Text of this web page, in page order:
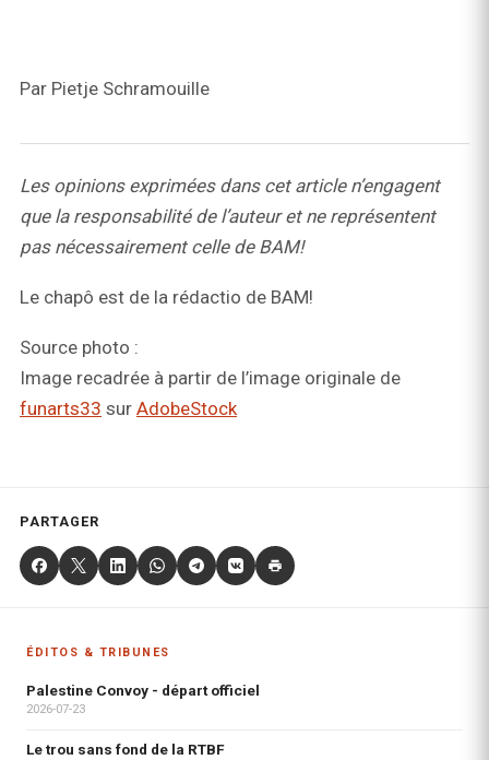
Par Pietje Schramouille
Les opinions exprimées dans cet article n’engagent
que la responsabilité de l’auteur et ne représentent
pas nécessairement celle de BAM!
Le chapô est de la rédactio de BAM!
Source photo :
Image recadrée à partir de l’image originale de
funarts33 sur AdobeStock
PARTAGER
ÉDITOS & TRIBUNES
Palestine Convoy - départ officiel
2026-07-23
Le trou sans fond de la RTBF